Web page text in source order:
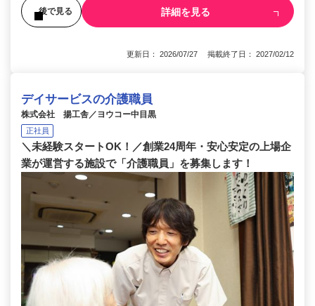
後で見る 詳細を見る
更新日： 2026/07/27 掲載終了日： 2027/02/12
デイサービスの介護職員
株式会社 揚工舎／ヨウコー中目黒
正社員
＼未経験スタートOK！／創業24周年・安心安定の上場企
業が運営する施設で「介護職員」を募集します！